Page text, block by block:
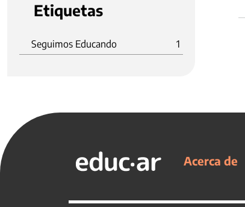
Etiquetas
Seguimos Educando 1
Acerca de